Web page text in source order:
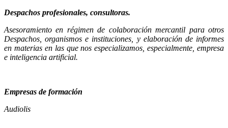
Despachos profesionales, consultoras.
Asesoramiento en régimen de colaboración mercantil para otros
Despachos, organismos e instituciones, y elaboración de informes
en materias en las que nos especializamos, especialmente, empresa
e inteligencia artificial.
Empresas de formación
Audiolis